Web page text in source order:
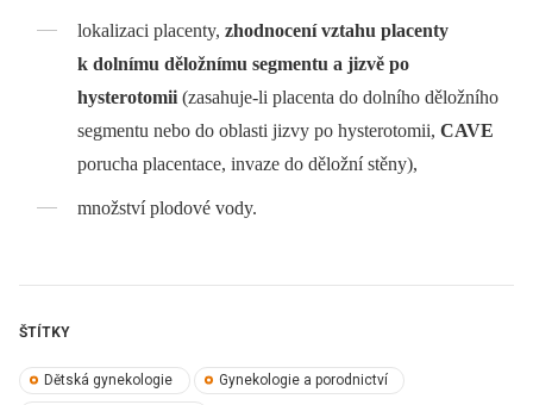
lokalizaci placenty,zhodnocení vztahu placenty
k dolnímu děložnímu segmentu a jizvě po
hysterotomii (zasahuje-li placenta do dolního děložního
segmentu nebo do oblasti jizvy po hysterotomii,CAVE
porucha placentace, invaze do děložní stěny),
množství plodové vody.
ŠTÍTKY
Dětská gynekologie Gynekologie a porodnictví